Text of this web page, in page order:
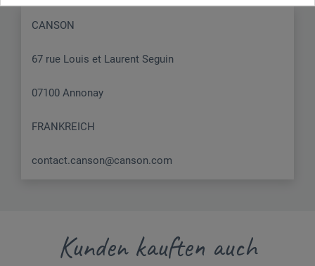
CANSON
67 rue Louis et Laurent Seguin
07100 Annonay
FRANKREICH
contact.canson@canson.com
Kunden kauften auch